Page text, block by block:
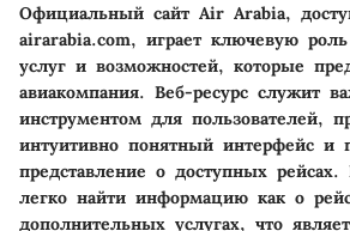
Официальный сайт Air Arabia,
airarabia.com, играет ключевую
услуг и возможностей, которые
авиакомпания. Веб-ресурс служит
инструментом для пользователей,
интуитивно понятный интерфейс и
представление о доступных
легко найти информацию как о
дополнительных услугах, что